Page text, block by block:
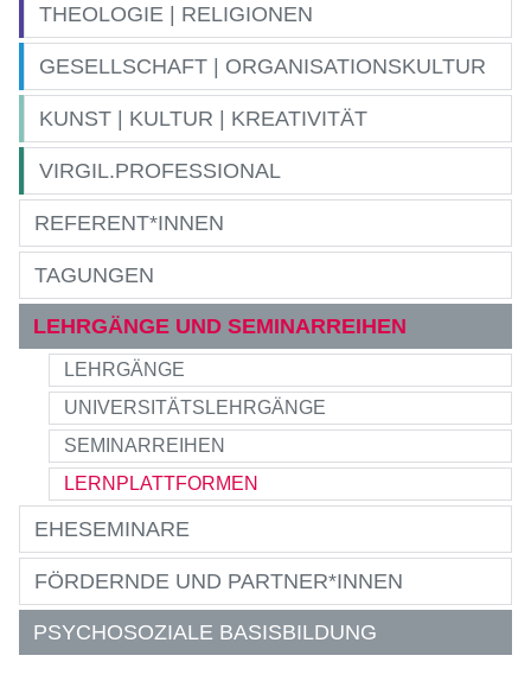
THEOLOGIE | RELIGIONEN
GESELLSCHAFT | ORGANISATIONSKULTUR
KUNST | KULTUR | KREATIVITÄT
VIRGIL.PROFESSIONAL
REFERENT*INNEN
TAGUNGEN
LEHRGÄNGE UND SEMINARREIHEN
LEHRGÄNGE
UNIVERSITÄTSLEHRGÄNGE
SEMINARREIHEN
LERNPLATTFORMEN
EHESEMINARE
FÖRDERNDE UND PARTNER*INNEN
PSYCHOSOZIALE BASISBILDUNG